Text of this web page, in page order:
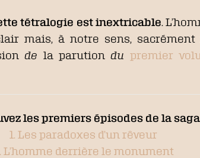
tétralogie est inextricable.
mais, à notre sens,
de la parutiondu premier
les premiers épisodes de la saga
1. Les paradoxes d’un rêveur
L’homme derrière le monument